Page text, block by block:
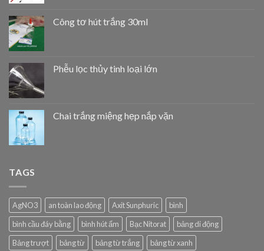
Công tơ hút trắng 30ml
Phễu lọc thủy tinh loại lớn
Chai trắng miệng hẹp nắp vặn
TAGS
AgNO3 an toàn lao động Axit Sunphuric
bình
bình cầu đáy bằng
bình hút ẩm Bạc Nitorat
bảng di động
Bảng trượt
bảng từ bảng từ trắng
bảng từ xanh